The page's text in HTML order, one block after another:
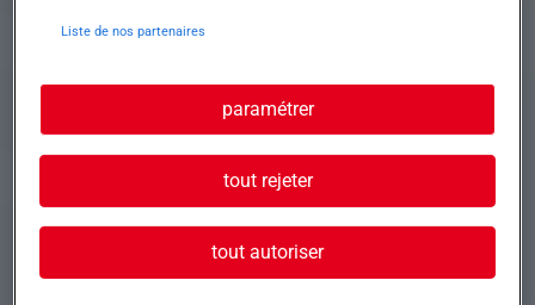
Profil recherché
Formation et expérience Nous recherchons un(e)
Mécanicien(ne) Confirmé(e) ayant une
expérience avérée et des compétences
techniques solides pour notre client à Toulouse.
Liste de nos partenaires
paramétrer
tout rejeter
tout autoriser